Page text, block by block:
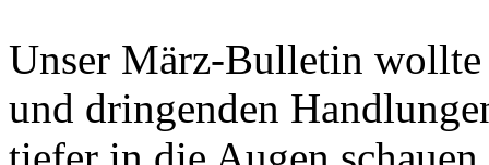
Unser März-Bulletin
und dringenden